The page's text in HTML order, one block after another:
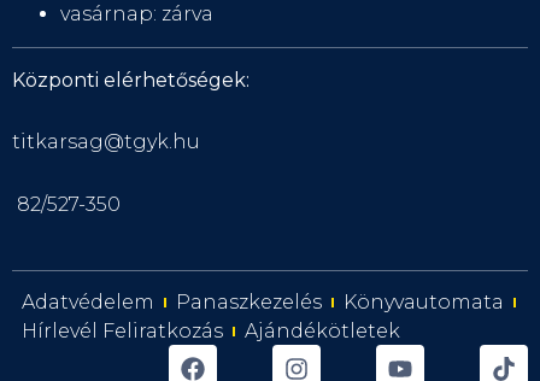
vasárnap: zárva
Központi elérhetőségek:
titkarsag@tgyk.hu
82/527-350
Adatvédelem Panaszkezelés
Könyvautomata
Hírlevél Feliratkozás
Ajándékötletek